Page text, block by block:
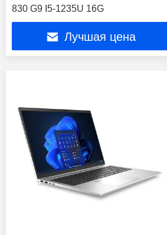
830 G9 I5-1235U 16G
Лучшая цена